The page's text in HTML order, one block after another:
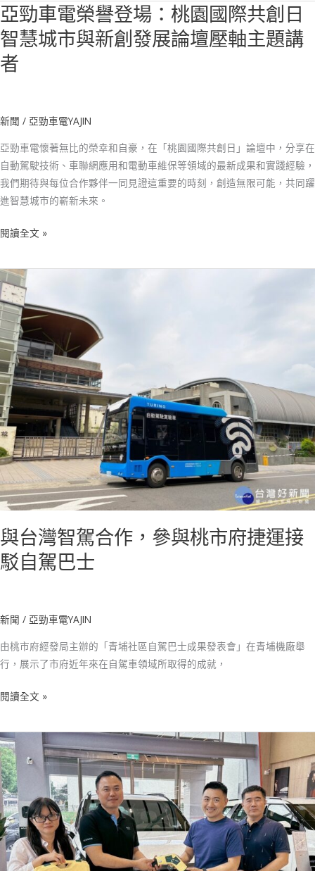
亞勁車電榮譽登場：桃園國際共創日
智慧城市與新創發展論壇壓軸主題講
者
新聞 / 亞勁車電YAJIN
亞勁車電懷著無比的榮幸和自豪，在「桃園國際共創日」論壇中，分享在
自動駕駛技術、車聯網應用和電動車維保等領域的最新成果和實踐經驗，
我們期待與每位合作夥伴一同見證這重要的時刻，創造無限可能，共同躍
進智慧城市的嶄新未來。
亞
勁
車
電
登
桃
園
國
際
創
智
慧
城
市
與
新
創
發
展
論
壇
壓
軸
主
講
者
閱讀全文 »
與台灣智駕合作，參與桃市府捷運接
駁自駕巴士
新聞 / 亞勁車電YAJIN
由桃市府經發局主辦的「青埔社區自駕巴士成果發表會」在青埔機廠舉
行，展示了市府近年來在自駕車領域所取得的成就，
與
台
灣
智
駕
合
作，
參
與
桃
市
府
捷
運
駁
自
士
閱讀全文 »
亞
勁
車
電
獨
家
供
應